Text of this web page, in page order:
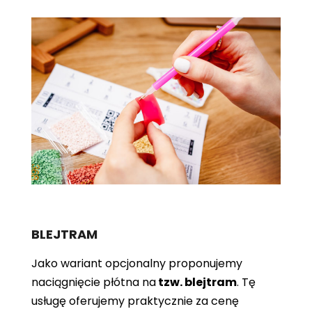
BLEJTRAM
Jako wariant opcjonalny proponujemy
naciągnięcie płótna natzw. blejtram. Tę
usługę oferujemy praktycznie za cenę